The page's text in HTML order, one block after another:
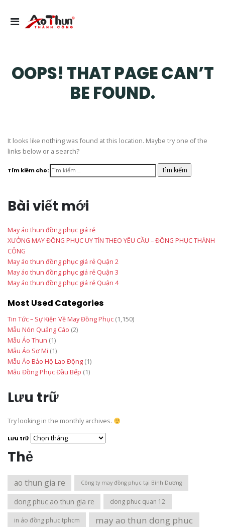
OOPS! THAT PAGE CAN’T
BE FOUND.
It looks like nothing was found at this location. Maybe try one of the
links below or a search?
Tìm kiếm cho:
Bài viết mới
May áo thun đồng phục giá rẻ
XƯỞNG MAY ĐỒNG PHỤC UY TÍN THEO YÊU CẦU – ĐỒNG PHỤC THÀNH
CÔNG
May áo thun đồng phục giá rẻ Quận 2
May áo thun đồng phục giá rẻ Quận 3
May áo thun đồng phục giá rẻ Quận 4
Most Used Categories
Tin Tức – Sự Kiện Về May Đồng Phục (1,150)
Mẫu Nón Quảng Cáo (2)
Mẫu Áo Thun (1)
Mẫu Áo Sơ Mi (1)
Mẫu Áo Bảo Hộ Lao Động (1)
Mẫu Đồng Phục Đầu Bếp (1)
Lưu trữ
Try looking in the monthly archives.
Lưu trữ
Thẻ
ao thun gia re Công ty may đồng phục tại Bình Dương
dong phuc ao thun gia re dong phuc quan 12
in áo đồng phục tphcm may ao thun dong phuc